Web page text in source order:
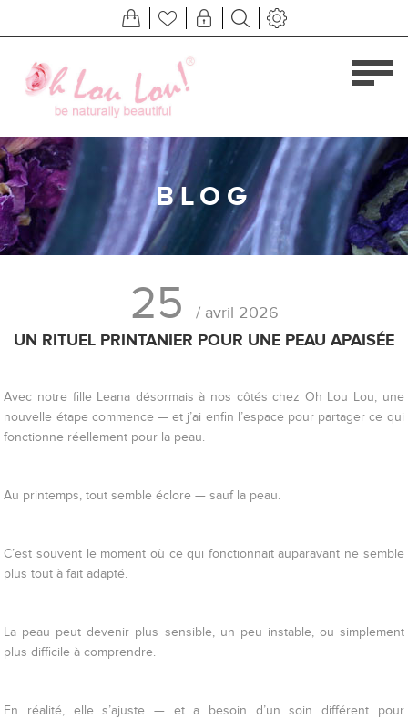
BLOG
25 / avril 2026
UN RITUEL PRINTANIER POUR UNE PEAU APAISÉE
Avec notre fille Leana désormais à nos côtés chez Oh Lou Lou, une
nouvelle étape commence — et j’ai enfin l’espace pour partager ce qui
fonctionne réellement pour la peau.
Au printemps, tout semble éclore — sauf la peau.
C’est souvent le moment où ce qui fonctionnait auparavant ne semble
plus tout à fait adapté.
La peau peut devenir plus sensible, un peu instable, ou simplement
plus difficile à comprendre.
En réalité, elle s’ajuste — et a besoin d’un soin différent pour